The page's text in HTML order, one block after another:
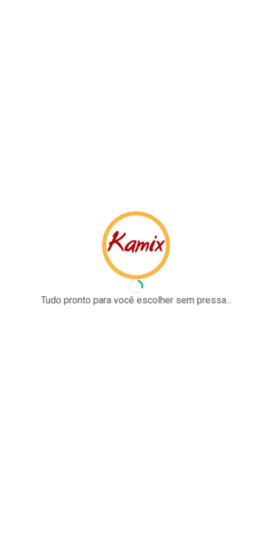
Tudo pronto para você escolher sem pressa...